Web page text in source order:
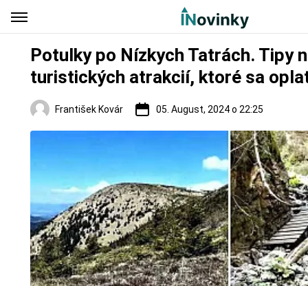
Potulky po Nízkych Tatrách. Tipy
turistických atrakcií, ktoré sa
František Kovár 05. August, 2024 o 22:25